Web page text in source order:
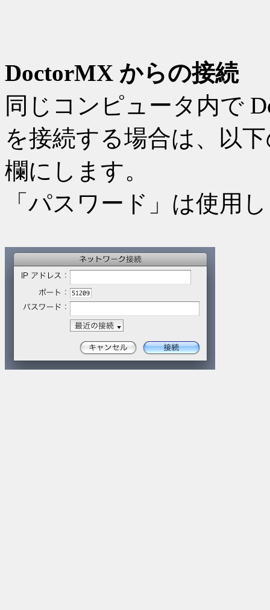
DoctorMX からの接続
同じコンピュータ内で
を接続する場合は、以
欄にします。
「パスワード」は使用